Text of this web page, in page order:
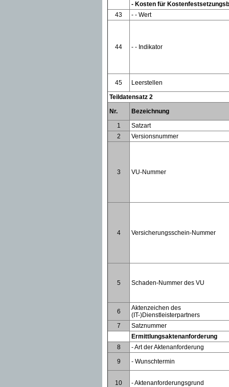
- Kosten für
43
- - Wert
44 - - Indikator
45
Leerstellen
Teildatensatz 2
Nr.
Bezeichnung
1
Satzart
2
Versionsnummer
3 VU-Nummer
4 Versicherungsschein-Nummer
5 Schaden-Nummer des VU
6
Aktenzeichen des
(IT-)Dienstleisterpartners
7
Satznummer
Ermittlungsaktenanforderung
8
- Art der Aktenanforderung
9
- Wunschtermin
10 - Aktenanforderungsgrund